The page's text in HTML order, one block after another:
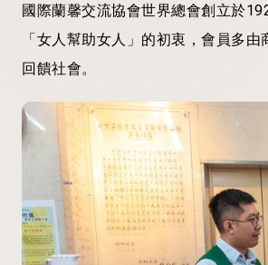
國際蘭馨交流協會世界總會創立於
「女人幫助女人」的初衷，會員多
回饋社會。